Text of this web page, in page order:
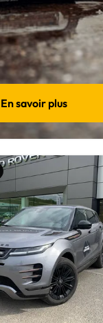
En savoir plus